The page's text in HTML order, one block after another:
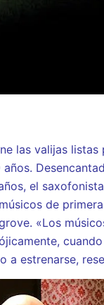
las valijas
el
de
«Los
a estrenarse,